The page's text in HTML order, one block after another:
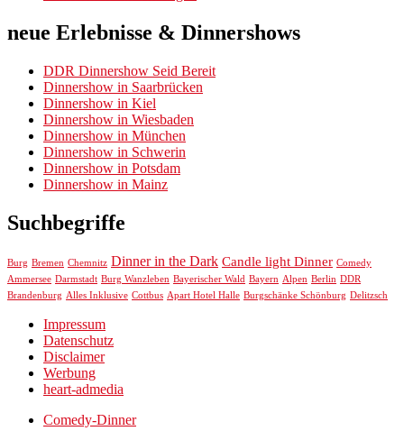
neue Erlebnisse & Dinnershows
DDR Dinnershow Seid Bereit
Dinnershow in Saarbrücken
Dinnershow in Kiel
Dinnershow in Wiesbaden
Dinnershow in München
Dinnershow in Schwerin
Dinnershow in Potsdam
Dinnershow in Mainz
Suchbegriffe
Burg Bremen Chemnitz Dinner in the Dark Candle light Dinner Comedy
Ammersee Darmstadt Burg Wanzleben Bayerischer Wald Bayern Alpen Berlin DDR
Brandenburg Alles Inklusive Cottbus Apart Hotel Halle Burgschänke Schönburg Delitzsch
Impressum
Datenschutz
Disclaimer
Werbung
heart-admedia
Comedy-Dinner